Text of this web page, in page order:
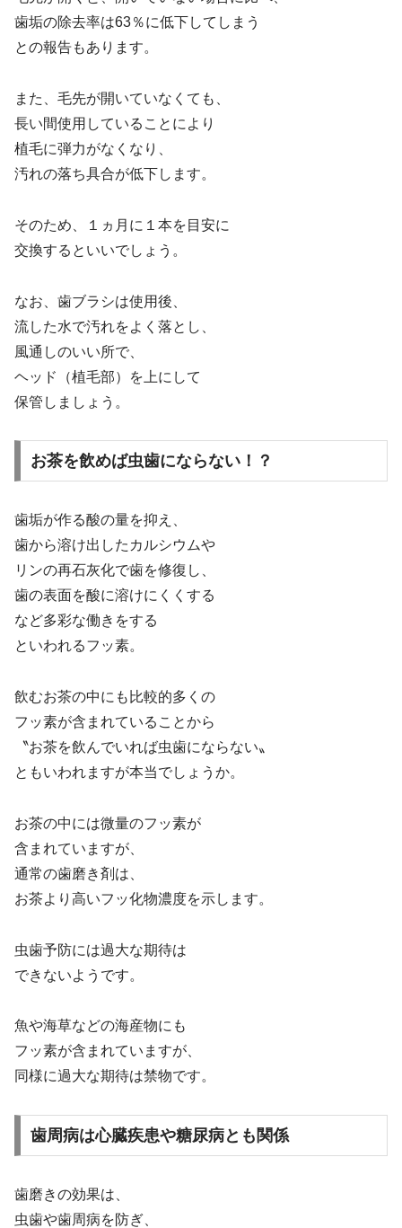
歯垢の除去率は63％に低下してしまう
との報告もあります。
また、毛先が開いていなくても、
長い間使用していることにより
植毛に弾力がなくなり、
汚れの落ち具合が低下します。
そのため、１ヵ月に１本を目安に
交換するといいでしょう。
なお、歯ブラシは使用後、
流した水で汚れをよく落とし、
風通しのいい所で、
ヘッド（植毛部）を上にして
保管しましょう。
お茶を飲めば虫歯にならない！？
歯垢が作る酸の量を抑え、
歯から溶け出したカルシウムや
リンの再石灰化で歯を修復し、
歯の表面を酸に溶けにくくする
など多彩な働きをする
といわれるフッ素。
飲むお茶の中にも比較的多くの
フッ素が含まれていることから
〝お茶を飲んでいれば虫歯にならない〟
ともいわれますが本当でしょうか。
お茶の中には微量のフッ素が
含まれていますが、
通常の歯磨き剤は、
お茶より高いフッ化物濃度を示します。
虫歯予防には過大な期待は
できないようです。
魚や海草などの海産物にも
フッ素が含まれていますが、
同様に過大な期待は禁物です。
歯周病は心臓疾患や糖尿病とも関係
歯磨きの効果は、
虫歯や歯周病を防ぎ、